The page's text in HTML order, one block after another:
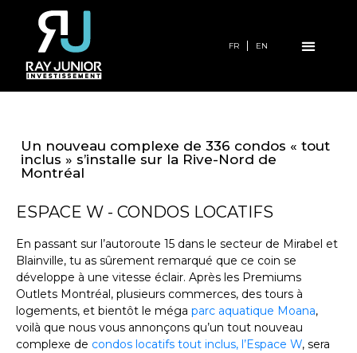
FR EN
Un nouveau complexe de 336 condos « tout
inclus » s’installe sur la Rive-Nord de
Montréal
ESPACE W - CONDOS LOCATIFS
En passant sur l’autoroute 15 dans le secteur de Mirabel et
Blainville, tu as sûrement remarqué que ce coin se
développe à une vitesse éclair. Après les Premiums
Outlets Montréal, plusieurs commerces, des tours à
logements, et bientôt le méga parc aquatique Moana,
voilà que nous vous annonçons qu’un tout nouveau
complexe de condos locatifs tout inclus, l’Espace W, sera